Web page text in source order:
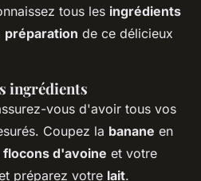
tous les ingrédients
préparation de ce délicieux
ingrédients
vous d'avoir tous vos
Coupez la banane en
flocons d'avoine et votre
préparez votre lait.